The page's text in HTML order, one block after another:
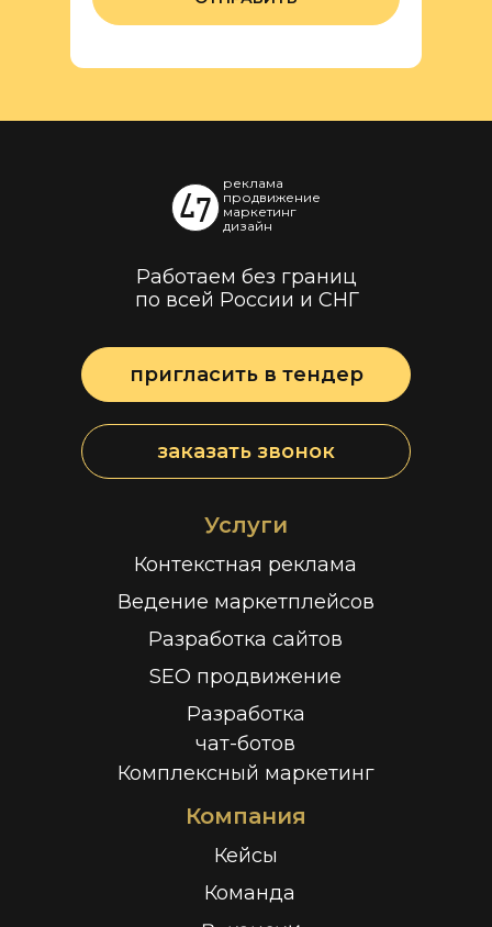
заказать звонок
пригласить в тендер
Услуги
Контекстная реклама
Ведение маркетплейсов
Разработка сайтов
SEO продвижение
Разработка
чат-ботов
Комплексный маркетинг
Компания
Кейсы
Команда
дизайн
маркетинг
продвижение
реклама
Работаем без границ
по всей России и СНГ